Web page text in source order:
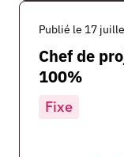
Publié le 17
Chef de
100%
Fixe